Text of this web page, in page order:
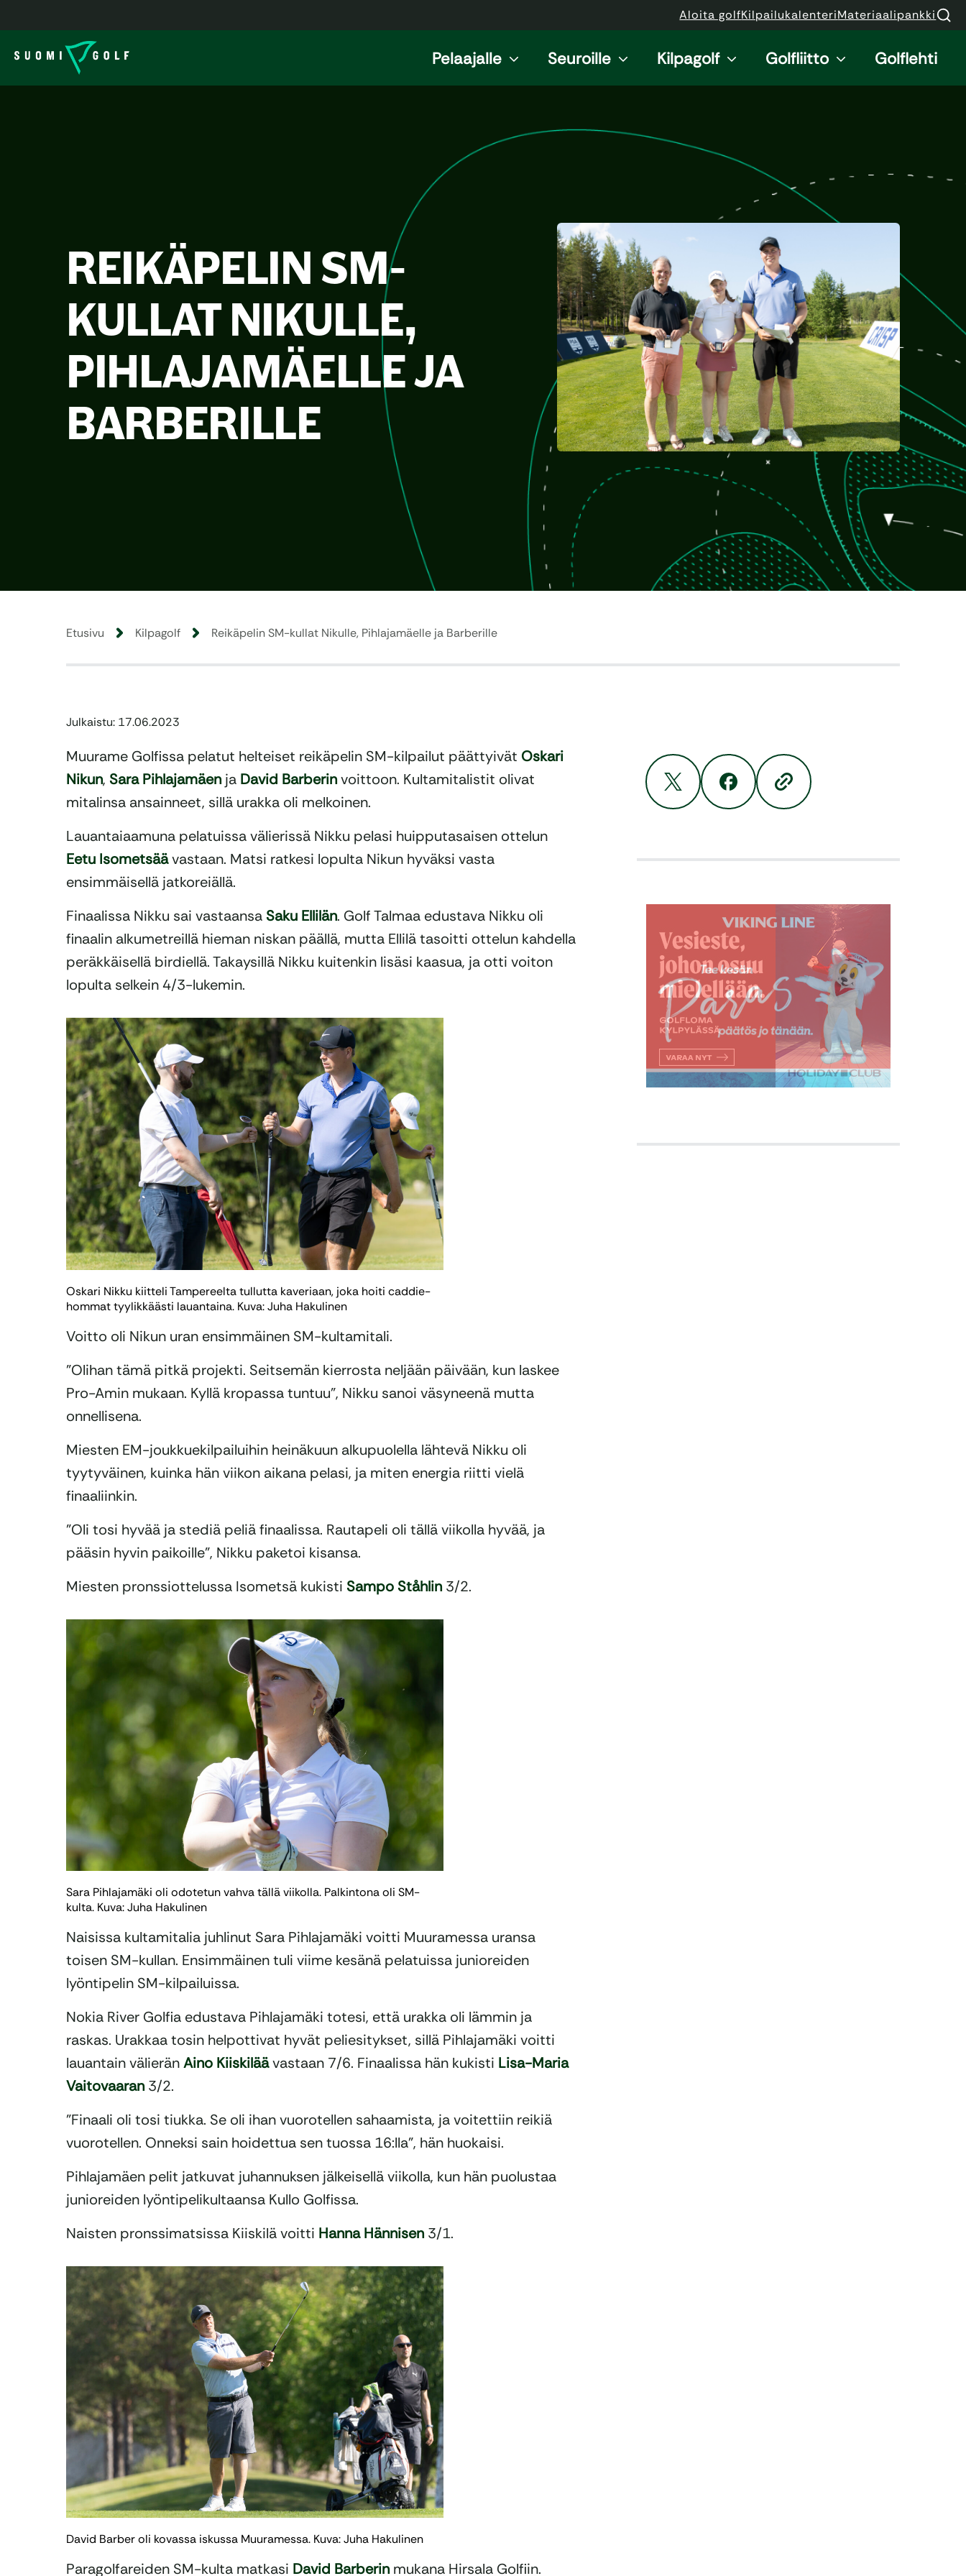
Aloita golfKilpailukalenteriMateriaalipankki
Pelaajalle Seuroille Kilpagolf Golfliitto Golflehti
REIKÄPELIN SM-
KULLAT NIKULLE,
PIHLAJAMÄELLE JA
BARBERILLE
Etusivu Kilpagolf Reikäpelin SM-kullat Nikulle, Pihlajamäelle ja Barberille
Julkaistu: 17.06.2023
Muurame Golfissa pelatut helteiset reikäpelin SM-kilpailut päättyivät Oskari
Nikun, Sara Pihlajamäenja David Barberinvoittoon. Kultamitalistit olivat
mitalinsa ansainneet, sillä urakka oli melkoinen.
Lauantaiaamuna pelatuissa välierissä Nikku pelasi huipputasaisen ottelun
Eetu Isometsäävastaan. Matsi ratkesi lopulta Nikun hyväksi vasta
ensimmäisellä jatkoreiällä.
Finaalissa Nikku sai vastaansa Saku Ellilän. Golf Talmaa edustava Nikku oli
finaalin alkumetreillä hieman niskan päällä, mutta Ellilä tasoitti ottelun kahdella
peräkkäisellä birdiellä. Takaysillä Nikku kuitenkin lisäsi kaasua, ja otti voiton
lopulta selkein 4/3-lukemin.
Oskari Nikku kiitteli Tampereelta tullutta kaveriaan, joka hoiti caddie-
hommat tyylikkäästi lauantaina. Kuva: Juha Hakulinen
Voitto oli Nikun uran ensimmäinen SM-kultamitali.
”Olihan tämä pitkä projekti. Seitsemän kierrosta neljään päivään, kun laskee
Pro-Amin mukaan. Kyllä kropassa tuntuu”, Nikku sanoi väsyneenä mutta
onnellisena.
Miesten EM-joukkuekilpailuihin heinäkuun alkupuolella lähtevä Nikku oli
tyytyväinen, kuinka hän viikon aikana pelasi, ja miten energia riitti vielä
finaaliinkin.
”Oli tosi hyvää ja stediä peliä finaalissa. Rautapeli oli tällä viikolla hyvää, ja
pääsin hyvin paikoille”, Nikku paketoi kisansa.
Miesten pronssiottelussa Isometsä kukisti Sampo Ståhlin3/2.
Sara Pihlajamäki oli odotetun vahva tällä viikolla. Palkintona oli SM-
kulta. Kuva: Juha Hakulinen
Naisissa kultamitalia juhlinut Sara Pihlajamäki voitti Muuramessa uransa
toisen SM-kullan. Ensimmäinen tuli viime kesänä pelatuissa junioreiden
lyöntipelin SM-kilpailuissa.
Nokia River Golfia edustava Pihlajamäki totesi, että urakka oli lämmin ja
raskas. Urakkaa tosin helpottivat hyvät peliesitykset, sillä Pihlajamäki voitti
lauantain välieränAino Kiiskiläävastaan 7/6. Finaalissa hän kukisti Lisa-Maria
Vaitovaaran3/2.
”Finaali oli tosi tiukka. Se oli ihan vuorotellen sahaamista, ja voitettiin reikiä
vuorotellen. Onneksi sain hoidettua sen tuossa 16:lla”, hän huokaisi.
Pihlajamäen pelit jatkuvat juhannuksen jälkeisellä viikolla, kun hän puolustaa
junioreiden lyöntipelikultaansa Kullo Golfissa.
Naisten pronssimatsissa Kiiskilä voitti Hanna Hännisen3/1.
David Barber oli kovassa iskussa Muuramessa. Kuva: Juha Hakulinen
Paragolfareiden SM-kulta matkasi David Barberinmukana Hirsala Golfiin.